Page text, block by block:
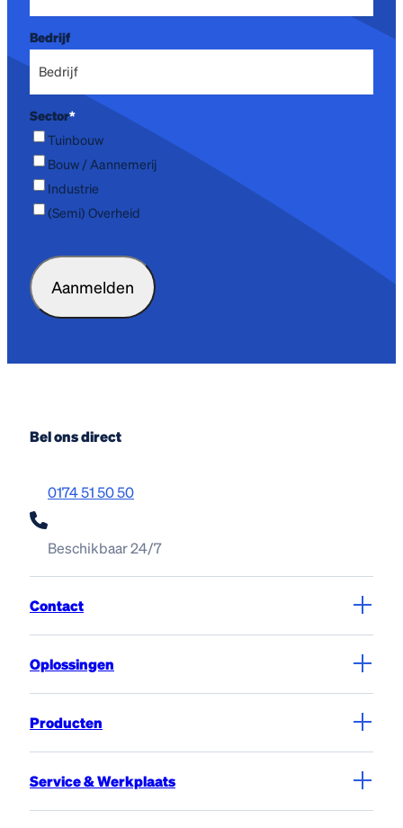
Bedrijf
Sector*
Tuinbouw
Bouw / Aannemerij
Industrie
(Semi) Overheid
Bel ons direct
0174 51 50 50
Beschikbaar 24/7
Contact
Oplossingen
Producten
Service & Werkplaats